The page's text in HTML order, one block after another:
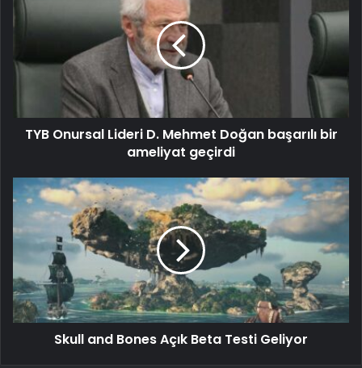
TYB Onursal Lideri D. Mehmet Doğan başarılı bir
ameliyat geçirdi
Skull and Bones Açık Beta Testi Geliyor